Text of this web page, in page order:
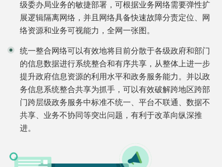
级委办局业务的敏捷部署，可根据业务网络需要弹性扩
展逻辑隔离网络，并且网络具备快速故障分责定位、网
络资源和业务可视能力，全网一张图。
统一整合网络可以有效地将目前分散于各级政府和部门
的信息数据进行系统整合和有序共享，从整体上进一步
提升政府信息资源的利用水平和政务服务能力。并以政
务信息系统整合共享为抓手，可以有效破解跨地区跨部
门跨层级政务服务中标准不统一、平台不联通、数据不
共享、业务不协同等突出问题，有利于改革向纵深推
进。